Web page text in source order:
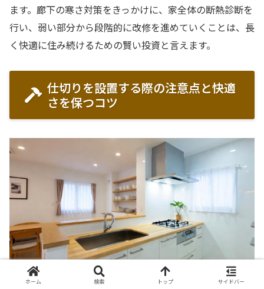
ます。廊下の寒さ対策をきっかけに、家全体の断熱診断を
行い、弱い部分から段階的に改修を進めていくことは、長
く快適に住み続けるための賢い投資と言えます。
仕切りを設置する際の注意点と快適
さを保つコツ
ホーム 検索 トップ サイドバー